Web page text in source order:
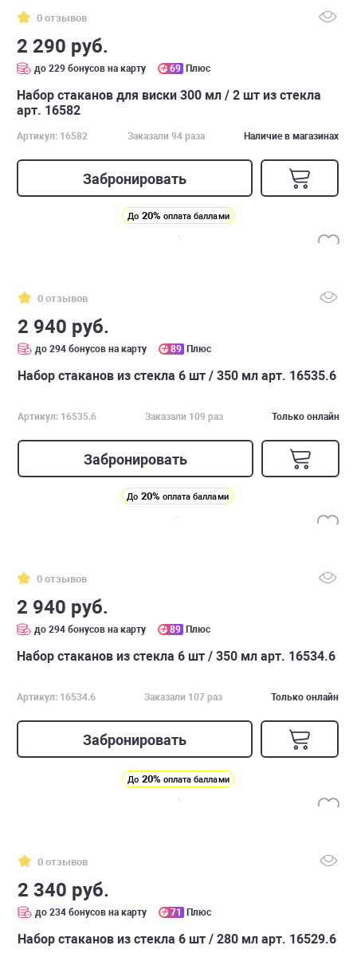
0 отзывов
2 290 руб.
до 229 бонусов на карту 69 Плюс
Набор стаканов для виски 300 мл / 2 шт из стекла
арт. 16582
Артикул: 16582 Заказали 94 раза Наличие в магазинах
Забронировать
До 20% оплата баллами
0 отзывов
2 940 руб.
до 294 бонусов на карту 89 Плюс
Набор стаканов из стекла 6 шт / 350 мл арт. 16535.6
Артикул: 16535.6 Заказали 109 раз Только онлайн
Забронировать
До 20% оплата баллами
0 отзывов
2 940 руб.
до 294 бонусов на карту 89 Плюс
Набор стаканов из стекла 6 шт / 350 мл арт. 16534.6
Артикул: 16534.6 Заказали 107 раз Только онлайн
Забронировать
До 20% оплата баллами
0 отзывов
2 340 руб.
до 234 бонусов на карту 71 Плюс
Набор стаканов из стекла 6 шт / 280 мл арт. 16529.6